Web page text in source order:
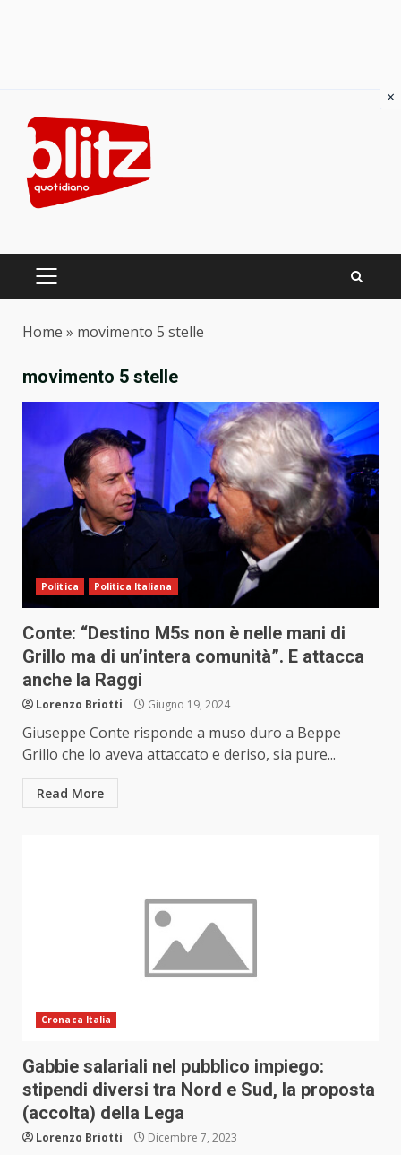
content
PRIMARY
Home » movimento 5 stelle
movimento 5 stelle
Politica Politica Italiana
Conte: “Destino M5s non è nelle mani di
Grillo ma di un’intera comunità”. E attacca
anche la Raggi
Lorenzo Briotti Giugno 19, 2024
Giuseppe Conte risponde a muso duro a Beppe
Grillo che lo aveva attaccato e deriso, sia pure...
Read More
Cronaca Italia
Gabbie salariali nel pubblico impiego:
stipendi diversi tra Nord e Sud, la proposta
(accolta) della Lega
Lorenzo Briotti Dicembre 7, 2023
×